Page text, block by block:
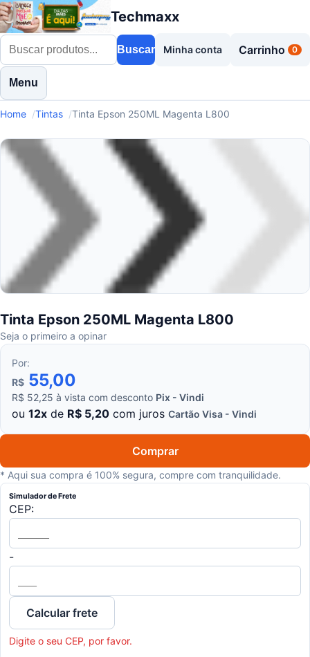
Techmaxx
Buscar Minha conta Carrinho 0
Menu
Home Tintas Tinta Epson 250ML Magenta L800
Tinta Epson 250ML Magenta L800
Seja o primeiro a opinar
Por:
R$ 55,00
R$ 52,25 à vista com desconto Pix - Vindi
ou 12x de R$ 5,20 com juros Cartão Visa - Vindi
Comprar
* Aqui sua compra é 100% segura, compre com tranquilidade.
Simulador de Frete
CEP:
-
Calcular frete
Digite o seu CEP, por favor.